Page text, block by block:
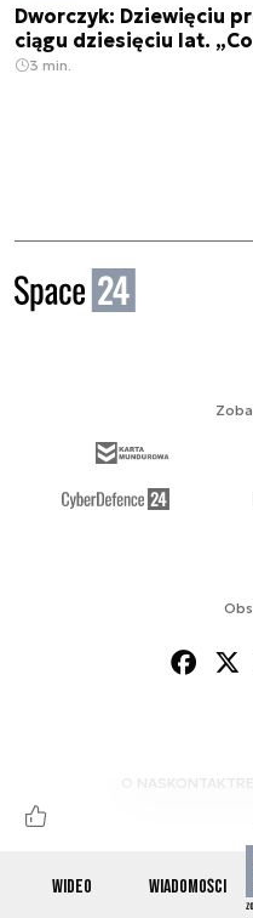
WIDEO WIADOMOŚCI
Dworczyk: Dziewięciu
ciągu dziesięciu lat.
3 min.
O NAS KONTAKT
© 2012-